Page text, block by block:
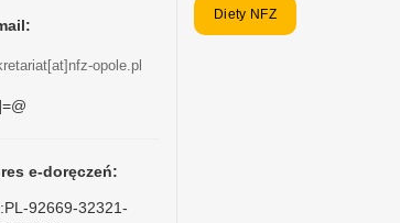
opole.pl
e-doręczeń:
92669-32321-
Diety NFZ